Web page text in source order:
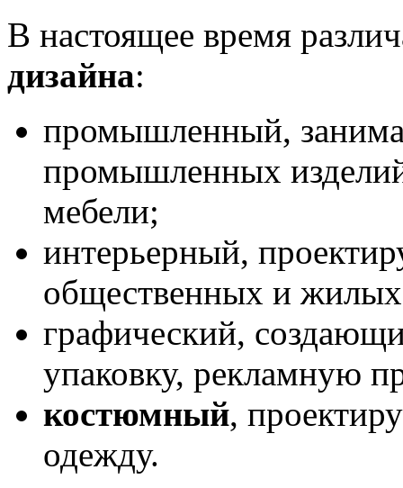
В настоящее время
дизайна:
промышлен­ный,
промышленных
мебели;
интерьерный,
общественных и
графический,
упаковку, рекламную
костюмный,
одежду.